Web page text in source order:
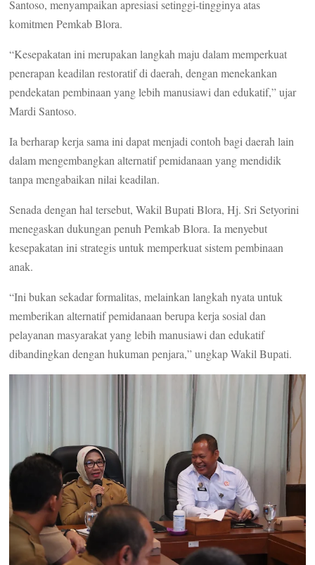
Santoso, menyampaikan apresiasi setinggi-tingginya atas
komitmen Pemkab Blora.
“Kesepakatan ini merupakan langkah maju dalam memperkuat
penerapan keadilan restoratif di daerah, dengan menekankan
pendekatan pembinaan yang lebih manusiawi dan edukatif,” ujar
Mardi Santoso.
Ia berharap kerja sama ini dapat menjadi contoh bagi daerah lain
dalam mengembangkan alternatif pemidanaan yang mendidik
tanpa mengabaikan nilai keadilan.
Senada dengan hal tersebut, Wakil Bupati Blora, Hj. Sri Setyorini
menegaskan dukungan penuh Pemkab Blora. Ia menyebut
kesepakatan ini strategis untuk memperkuat sistem pembinaan
anak.
“Ini bukan sekadar formalitas, melainkan langkah nyata untuk
memberikan alternatif pemidanaan berupa kerja sosial dan
pelayanan masyarakat yang lebih manusiawi dan edukatif
dibandingkan dengan hukuman penjara,” ungkap Wakil Bupati.